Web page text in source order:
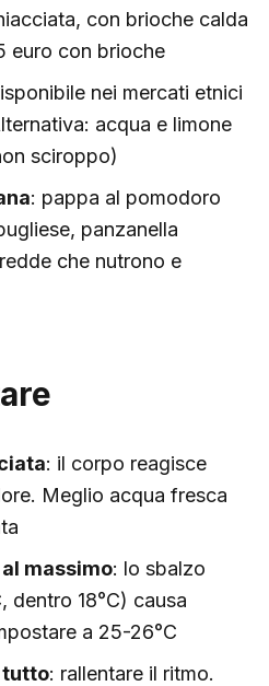
con brioche calda
euro con brioche
nei mercati etnici
acqua e limone
sciroppo)
: pappa al pomodoro
panzanella
che nutrono e
: il corpo reagisce
Meglio acqua fresca
massimo: lo sbalzo
dentro 18°C) causa
a 25-26°C
tutto: rallentare il ritmo.